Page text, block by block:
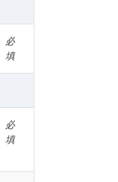
必
填
必
填